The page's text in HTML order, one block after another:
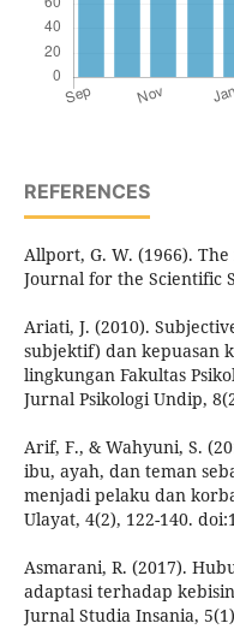
REFERENCES
Allport, G. W. (1966).
Journal for the Scientific
Ariati, J. (2010).
subjektif) dan kepuasan
lingkungan Fakultas
Jurnal Psikologi Undip,
Arif, F., & Wahyuni, S.
ibu, ayah, dan teman
menjadi pelaku dan
Ulayat, 4(2), 122-140.
Asmarani, R. (2017).
adaptasi terhadap
Jurnal Studia Insania,